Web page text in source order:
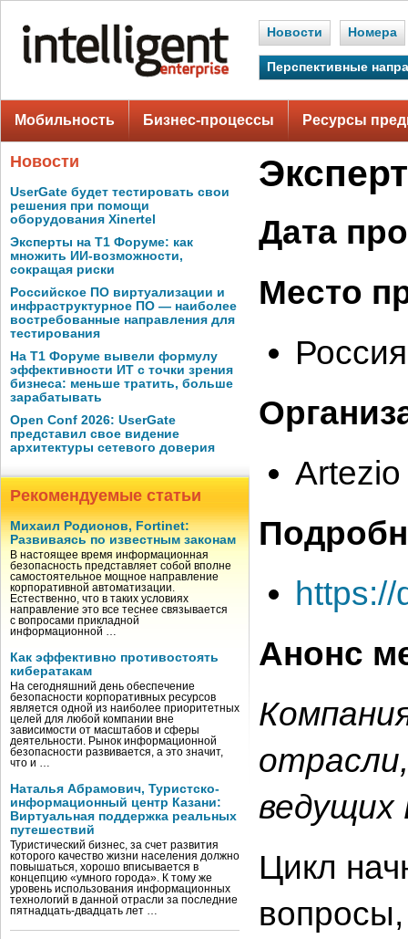
Новости Номера
Перспективные
Мобильность Бизнес-процессы Ресурсы
Новости
UserGate будет тестировать свои
решения при помощи
оборудования Xinertel
Эксперты на Т1 Форуме: как
множить ИИ-возможности,
сокращая риски
Российское ПО виртуализации и
инфраструктурное ПО — наиболее
востребованные направления для
тестирования
На Т1 Форуме вывели формулу
эффективности ИТ с точки зрения
бизнеса: меньше тратить, больше
зарабатывать
Open Conf 2026: UserGate
представил свое видение
архитектуры сетевого доверия
Рекомендуемые статьи
Михаил Родионов, Fortinet:
Развиваясь по известным законам
В настоящее время информационная
безопасность представляет собой вполне
самостоятельное мощное направление
корпоративной автоматизации.
Естественно, что в таких условиях
направление это все теснее связывается
с вопросами прикладной
информационной …
Как эффективно противостоять
кибератакам
На сегодняшний день обеспечение
безопасности корпоративных ресурсов
является одной из наиболее приоритетных
целей для любой компании вне
зависимости от масштабов и сферы
деятельности. Рынок информационной
безопасности развивается, а это значит,
что и …
Наталья Абрамович, Туристско-
информационный центр Казани:
Виртуальная поддержка реальных
путешествий
Туристический бизнес, за счет развития
которого качество жизни населения должно
повышаться, хорошо вписывается в
концепцию «умного города». К тому же
уровень использования информационных
технологий в данной отрасли за последние
пятнадцать-двадцать лет …
Дата
Место
Artezio
Анонс
ведущих
Цикл